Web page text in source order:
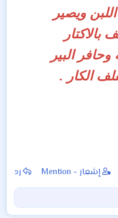
ويصير
البير
الكار .
إشعار - Mention رد